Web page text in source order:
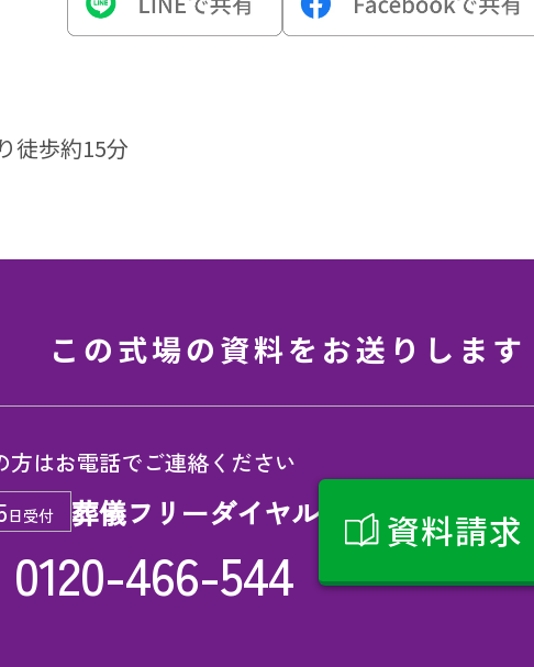
徒歩約15分
この式場の資料をお送りします
方はお電話でご連絡ください
日受付 葬儀フリーダイヤル
0120-466-544
資料請